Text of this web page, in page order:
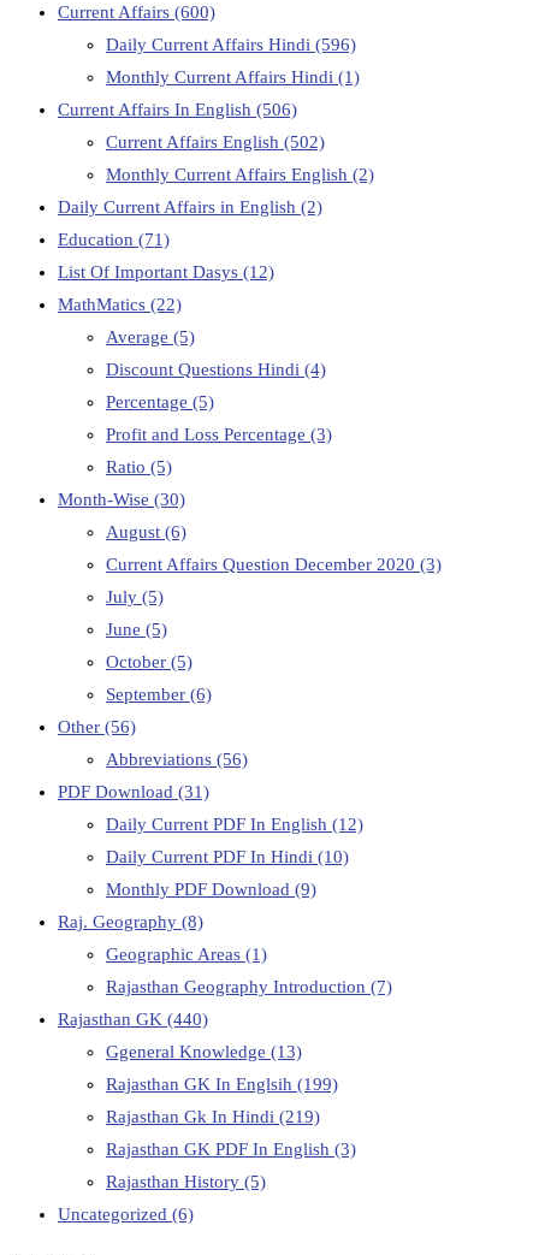
Current Affairs (600)
Daily Current Affairs Hindi (596)
Monthly Current Affairs Hindi (1)
Current Affairs In English (506)
Current Affairs English (502)
Monthly Current Affairs English (2)
Daily Current Affairs in English (2)
Education (71)
List Of Important Dasys (12)
MathMatics (22)
Average (5)
Discount Questions Hindi (4)
Percentage (5)
Profit and Loss Percentage (3)
Ratio (5)
Month-Wise (30)
August (6)
Current Affairs Question December 2020 (3)
July (5)
June (5)
October (5)
September (6)
Other (56)
Abbreviations (56)
PDF Download (31)
Daily Current PDF In English (12)
Daily Current PDF In Hindi (10)
Monthly PDF Download (9)
Raj. Geography (8)
Geographic Areas (1)
Rajasthan Geography Introduction (7)
Rajasthan GK (440)
Ggeneral Knowledge (13)
Rajasthan GK In Englsih (199)
Rajasthan Gk In Hindi (219)
Rajasthan GK PDF In English (3)
Rajasthan History (5)
Uncategorized (6)